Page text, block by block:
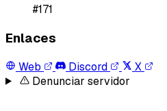
#171
Enlaces
Web Discord
X
Denunciar servidor